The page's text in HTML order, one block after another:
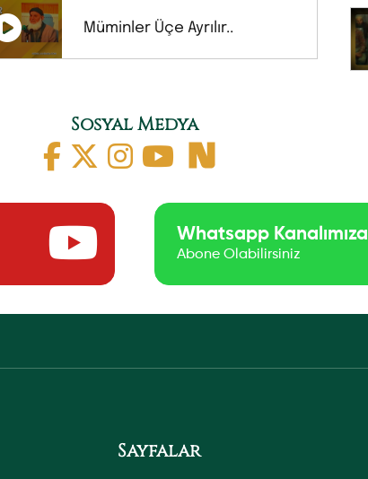
Müminler Üçe Ayrılır..
Sosyal Medya
Whatsapp Kanalımıza
Abone Olabilirsiniz
Sayfalar